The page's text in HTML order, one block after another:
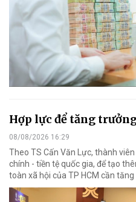
Hợp lực để tăng
08/08/2026 16:29
Theo TS Cấn Văn Lực, thành
chính - tiền tệ quốc gia, để tạo
toàn xã hội của TP HCM cần tăng